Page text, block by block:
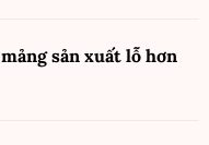
sản xuất lỗ hơn